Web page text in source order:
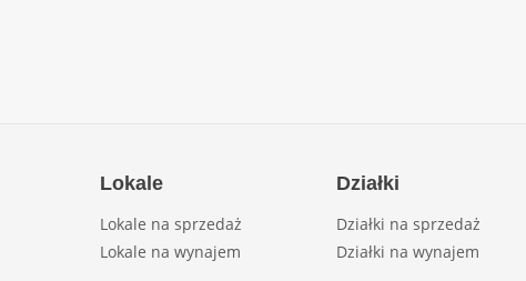
Lokale
Lokale na sprzedaż
Lokale na wynajem
Działki
Działki na sprzedaż
Działki na wynajem